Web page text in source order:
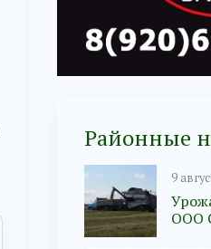
Районные
9
ООО